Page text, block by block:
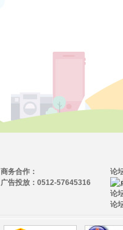
论
论
论
商务合作：
广告投放：0512-57645316